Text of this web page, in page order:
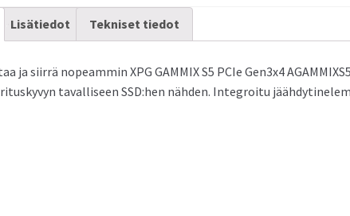
Lisätiedot Tekniset tiedot
ja siirrä nopeammin XPG GAMMIX S5 PCIe Gen3x4
tavalliseen SSD:hen nähden. Integroitu